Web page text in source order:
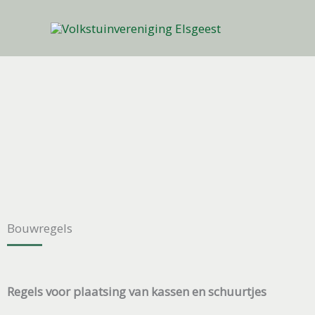
inhoud
Bouwregels
Regels voor plaatsing van kassen en schuurtjes